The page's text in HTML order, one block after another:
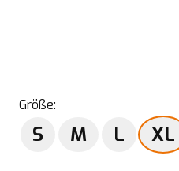
Größe:
S M L XL